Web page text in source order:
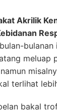
Akrilik
meluap
terlihat
bakal